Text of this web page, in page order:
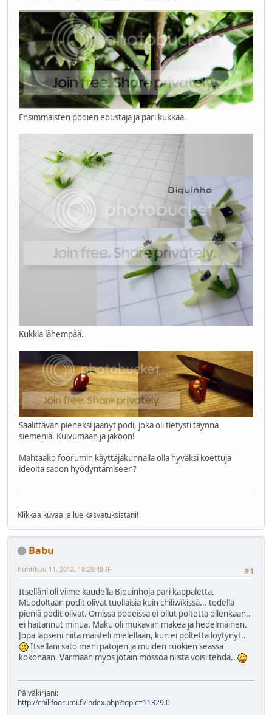
Ensimmäisten podien edustaja ja pari kukkaa.
Kukkia lähempää.
Säälittävän pieneksi jäänyt podi, joka oli tietysti täynnä
siemeniä. Kuivumaan ja jakoon!
Mahtaako foorumin käyttäjäkunnalla olla hyväksi koettuja
ideoita sadon hyödyntämiseen?
Klikkaa kuvaa ja lue kasvatuksistani!
Babu
#1
huhtikuu 11, 2012, 18:28:48 IP
Itselläni oli viime kaudella Biquinhoja pari kappaletta.
Muodoltaan podit olivat tuollaisia kuin chiliwikissä... todella
pieniä podit olivat. Omissa podeissa ei ollut poltetta ollenkaan..
ei haitannut minua. Maku oli mukavan makea ja hedelmäinen.
Jopa lapseni niitä maisteli mielellään, kun ei poltetta löytynyt..
Itselläni sato meni patojen ja muiden ruokien seassa
kokonaan. Varmaan myös jotain mössöä niistä voisi tehdä..
Päiväkirjani:
http://chilifoorumi.fi/index.php?topic=11329.0